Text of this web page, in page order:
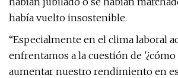
había vuelto insostenible.
“Especialmente en el clima laboral
enfrentamos a la cuestión de
aumentar nuestro rendimiento en